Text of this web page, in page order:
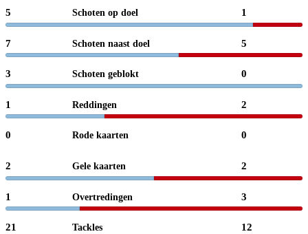
5 Schoten op doel 1
7 Schoten naast doel 5
3 Schoten geblokt 0
1 Reddingen 2
0 Rode kaarten 0
2 Gele kaarten 2
1 Overtredingen 3
21 Tackles 12